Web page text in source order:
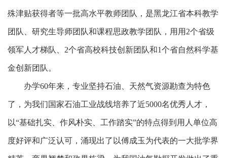
殊津贴获得者等一批高水平教师团队，是黑龙江省本科教学
团队、研究生导师团队和课程思政教学团队，用用2个省级
领军人才梯队、2个省高校科技创新团队和1个省自然科学基
金创新团队。
办学60年来，专业坚持石油、天然气资源勘查为特色
了，为我们国家石油工业战线培养了近5000名优秀人才，
以“基础扎实、作风朴实、工作踏实”的特点得到用人单位高
度好评和广泛认可，涌现出了以傅成玉为代表的一大批学界